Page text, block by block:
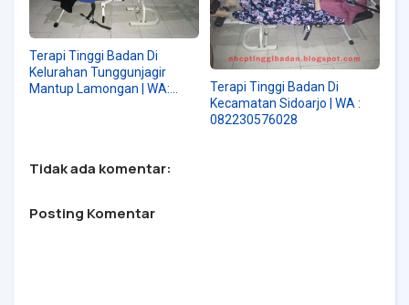
Terapi Tinggi Badan Di
Kelurahan Tunggunjagir
Mantup Lamongan | WA:
Terapi Tinggi Badan Di
Kecamatan Sidoarjo | WA :
082230576028
Tidak ada komentar:
Posting Komentar